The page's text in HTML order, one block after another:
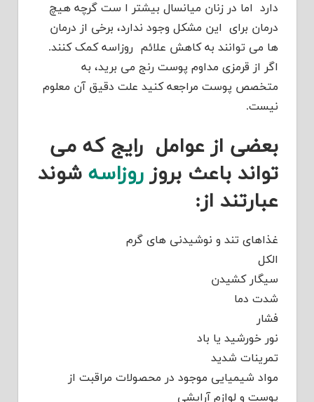
دارد اما در زنان میانسال بیشتر ا ست گرچه هیچ
درمان برای این مشکل وجود ندارد، برخی از درمان
ها می توانند به کاهش علائم روزاسه کمک کنند.
اگر از قرمزی مداوم پوست رنج می برید، به
متخصص پوست مراجعه کنید علت دقیق آن معلوم
نیست.
بعضی از عوامل رایج که می
تواند باعث بروز روزاسه شوند
عبارتند از:
غذاهای تند و نوشیدنی های گرم
الکل
سیگار کشیدن
شدت دما
فشار
نور خورشید یا باد
تمرینات شدید
مواد شیمیایی موجود در محصولات مراقبت از
پوست و لوازم آرایشی